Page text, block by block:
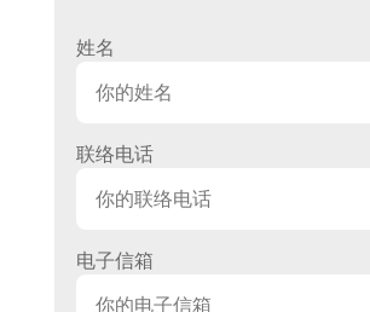
姓名
联络电话
电子信箱